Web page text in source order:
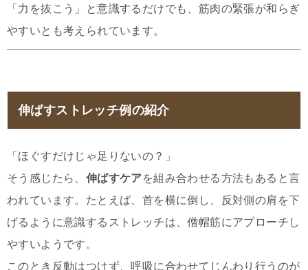
「力を抜こう」と意識するだけでも、筋肉の緊張が和らぎ
やすいとも考えられています。
伸ばすストレッチ例の紹介
「ほぐすだけじゃ足りないの？」
そう感じたら、 伸ばすケアを組み合わせる方法もあると言
われています。たとえば、首を横に倒し、反対側の肩を下
げるように意識するストレッチは、僧帽筋にアプローチし
やすいようです。
このとき反動はつけず、呼吸に合わせてじんわり行うのが